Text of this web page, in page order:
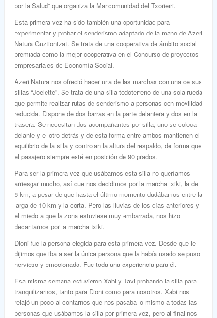
por la Salud” que organiza la Mancomunidad del Txorierri.
Esta primera vez ha sido también una oportunidad para
experimentar y probar el senderismo adaptado de la mano de Azeri
Natura Guztiontzat. Se trata de una cooperativa de ámbito social
premiada como la mejor cooperativa en el Concurso de proyectos
empresariales de Economía Social.
Azeri Natura nos ofreció hacer una de las marchas con una de sus
sillas “Joelette”. Se trata de una silla todoterreno de una sola rueda
que permite realizar rutas de senderismo a personas con movilidad
reducida. Dispone de dos barras en la parte delantera y dos en la
trasera. Se necesitan dos acompañantes por silla, uno se coloca
delante y el otro detrás y de esta forma entre ambos mantienen el
equilibrio de la silla y controlan la altura del respaldo, de forma que
el pasajero siempre esté en posición de 90 grados.
Para ser la primera vez que usábamos esta silla no queríamos
arriesgar mucho, así que nos decidimos por la marcha txiki, la de
6 km, a pesar de que hasta el último momento dudábamos entre la
larga de 10 km y la corta. Pero las lluvias de los días anteriores y
el miedo a que la zona estuviese muy embarrada, nos hizo
decantarnos por la marcha txiki.
Dioni fue la persona elegida para esta primera vez. Desde que le
dijimos que iba a ser la única persona que la había usado se puso
nervioso y emocionado. Fue toda una experiencia para él.
Esa misma semana estuvieron Xabi y Javi probando la silla para
tranquilizarnos, tanto para Dioni como para nosotros. Xabi nos
relajó un poco al contarnos que nos pasaba lo mismo a todas las
personas que usábamos la silla por primera vez, pero al final nos